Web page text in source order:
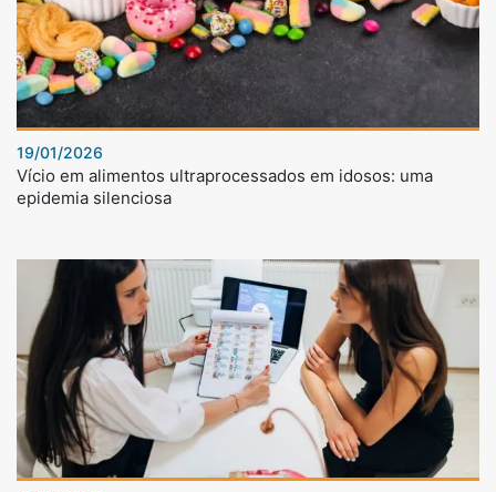
19/01/2026
Vício em alimentos ultraprocessados em idosos: uma
epidemia silenciosa